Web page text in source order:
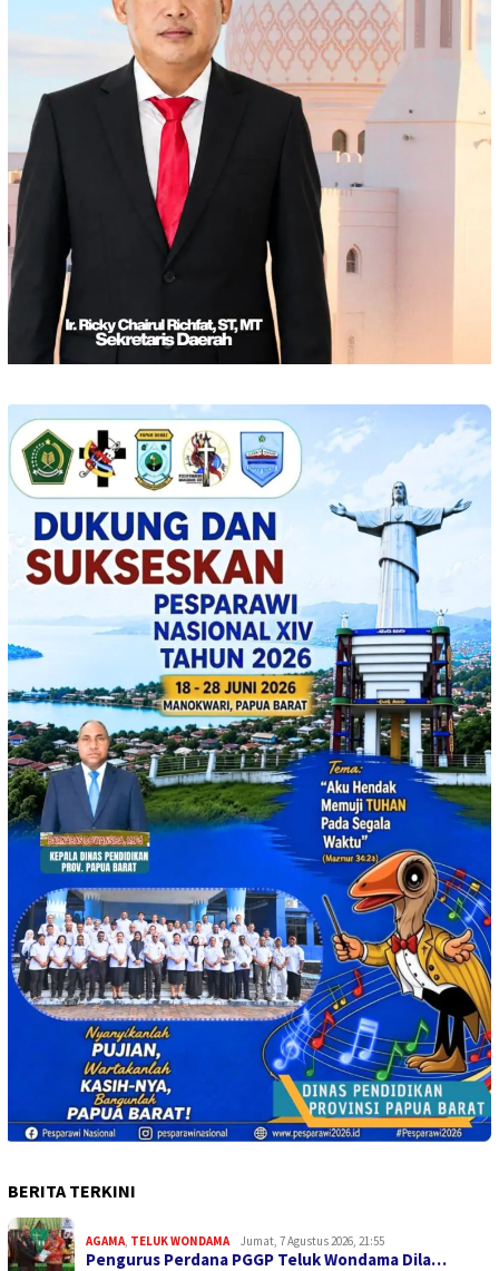
BERITA TERKINI
AGAMA TELUK WONDAMA Jumat, 7 Agustus 2026, 21:55
Pengurus Perdana PGGP Teluk Wondama Dila…